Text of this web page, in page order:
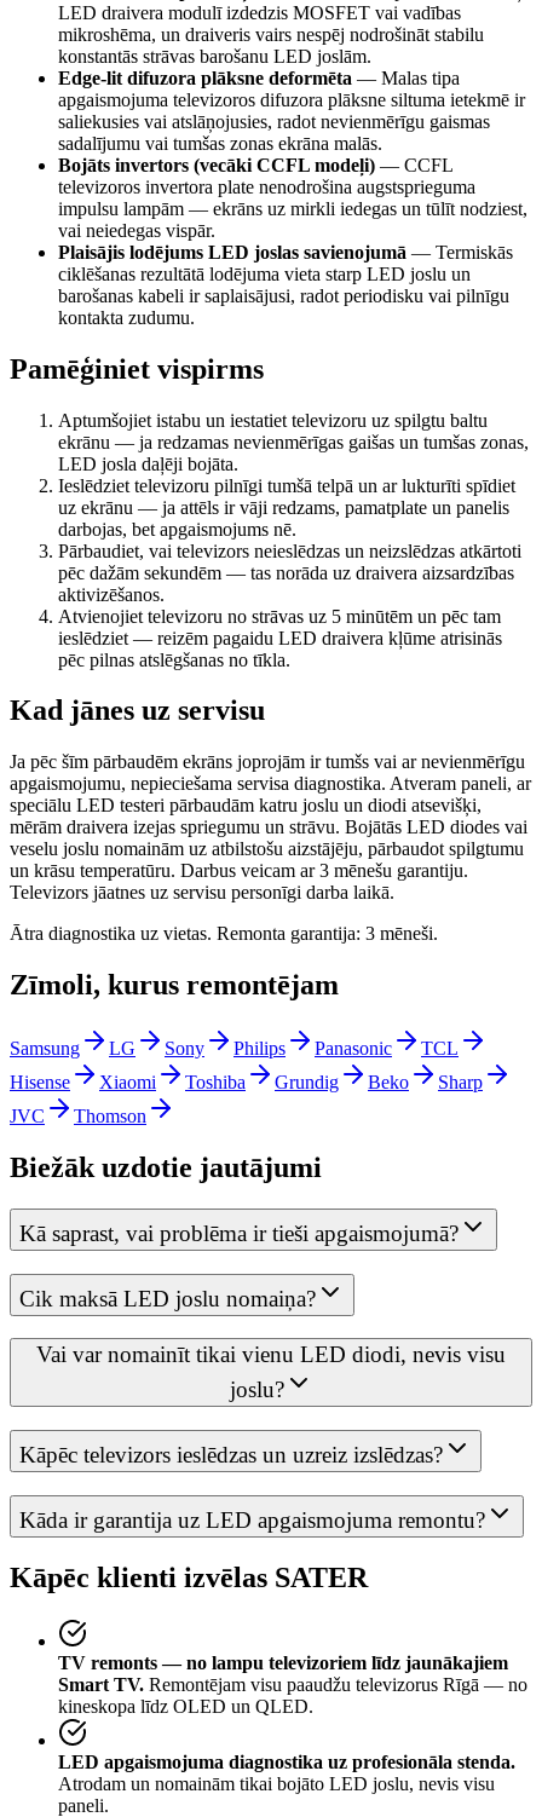
LED draivera modulī izdedzis MOSFET vai vadības
mikroshēma, un draiveris vairs nespēj nodrošināt stabilu
konstantās strāvas barošanu LED joslām.
Edge-lit difuzora plāksne deformēta — Malas tipa
apgaismojuma televizoros difuzora plāksne siltuma ietekmē ir
saliekusies vai atslāņojusies, radot nevienmērīgu gaismas
sadalījumu vai tumšas zonas ekrāna malās.
Bojāts invertors (vecāki CCFL modeļi) — CCFL
televizoros invertora plate nenodrošina augstsprieguma
impulsu lampām — ekrāns uz mirkli iedegas un tūlīt nodziest,
vai neiedegas vispār.
Plaisājis lodējums LED joslas savienojumā — Termiskās
ciklēšanas rezultātā lodējuma vieta starp LED joslu un
barošanas kabeli ir saplaisājusi, radot periodisku vai pilnīgu
kontakta zudumu.
Pamēģiniet vispirms
Aptumšojiet istabu un iestatiet televizoru uz spilgtu baltu
ekrānu — ja redzamas nevienmērīgas gaišas un tumšas zonas,
LED josla daļēji bojāta.
Ieslēdziet televizoru pilnīgi tumšā telpā un ar lukturīti spīdiet
uz ekrānu — ja attēls ir vāji redzams, pamatplate un panelis
darbojas, bet apgaismojums nē.
Pārbaudiet, vai televizors neieslēdzas un neizslēdzas atkārtoti
pēc dažām sekundēm — tas norāda uz draivera aizsardzības
aktivizēšanos.
Atvienojiet televizoru no strāvas uz 5 minūtēm un pēc tam
ieslēdziet — reizēm pagaidu LED draivera kļūme atrisinās
pēc pilnas atslēgšanas no tīkla.
Kad jānes uz servisu
Ja pēc šīm pārbaudēm ekrāns joprojām ir tumšs vai ar nevienmērīgu
apgaismojumu, nepieciešama servisa diagnostika. Atveram paneli, ar
speciālu LED testeri pārbaudām katru joslu un diodi atsevišķi,
mērām draivera izejas spriegumu un strāvu. Bojātās LED diodes vai
veselu joslu nomainām uz atbilstošu aizstājēju, pārbaudot spilgtumu
un krāsu temperatūru. Darbus veicam ar 3 mēnešu garantiju.
Televizors jāatnes uz servisu personīgi darba laikā.
Ātra diagnostika uz vietas. Remonta garantija: 3 mēneši.
Zīmoli, kurus remontējam
Samsung LG Sony Philips Panasonic
TCL
Hisense
Xiaomi Toshiba Grundig Beko
Sharp
JVC
Thomson
Biežāk uzdotie jautājumi
Kā saprast, vai problēma ir tieši apgaismojumā?
Cik maksā LED joslu nomaiņa?
Vai var nomainīt tikai vienu LED diodi, nevis visu
joslu?
Kāpēc televizors ieslēdzas un uzreiz izslēdzas?
Kāda ir garantija uz LED apgaismojuma remontu?
Kāpēc klienti izvēlas SATER
TV remonts — no lampu televizoriem līdz jaunākajiem
Smart TV. Remontējam visu paaudžu televizorus Rīgā — no
kineskopa līdz OLED un QLED.
LED apgaismojuma diagnostika uz profesionāla stenda.
Atrodam un nomainām tikai bojāto LED joslu, nevis visu
paneli.